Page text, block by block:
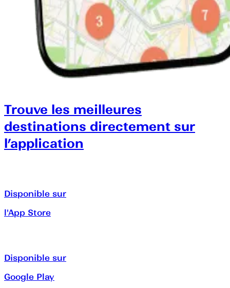
Trouve les meilleures
destinations directement sur
l’application
Disponible sur
l'App Store
Disponible sur
Google Play